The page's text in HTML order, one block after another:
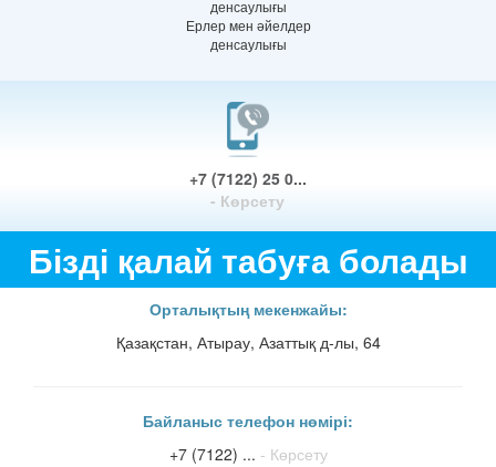
Ерлер мен әйелдер
денсаулығы
+7 (7122) 25 0...
- Көрсету
Бізді қалай табуға болады
Орталықтың мекенжайы:
Қазақстан, Атырау, Азаттық д-лы, 64
Байланыс телефон нөмірі:
+7 (7122) ... - Көрсету